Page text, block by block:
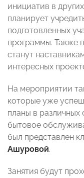
инициатив в
планирует
подготовленных
программы.
станут
интересных
На мероприятии
которые уже
планы в различных
бытовое
был представлен
Ашуровой.
Занятия будут